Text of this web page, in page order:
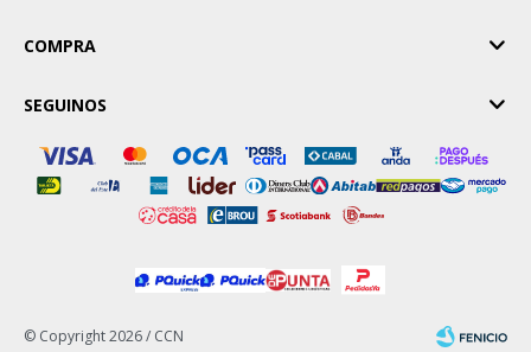
COMPRA
SEGUINOS
© Copyright 2026 / CCN